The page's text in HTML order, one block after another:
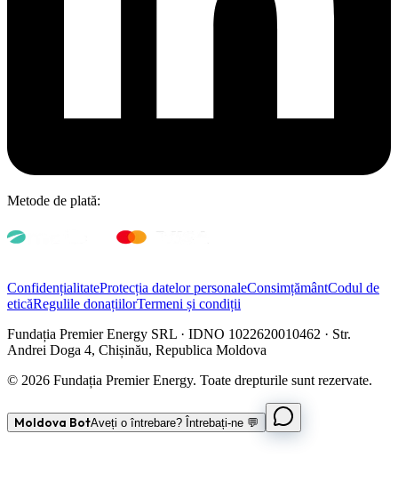
Metode de plată:
ConfidențialitateProtecția datelor personaleConsimțământCodul de
eticăRegulile donațiilorTermeni și condiții
Fundația Premier Energy SRL · IDNO 1022620010462 · Str.
Andrei Doga 4, Chișinău, Republica Moldova
© 2026 Fundația Premier Energy. Toate drepturile sunt rezervate.
Moldova BotAveți o întrebare? Întrebați-ne 💬